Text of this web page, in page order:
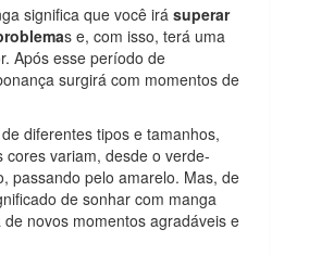
significa que você irásuperar
s e, com isso, terá uma
Após esse período de
surgirá com momentos de
diferentes tipos e tamanhos,
cores variam, desde o verde-
passando pelo amarelo. Mas, de
de sonhar com manga
novos momentos agradáveis e